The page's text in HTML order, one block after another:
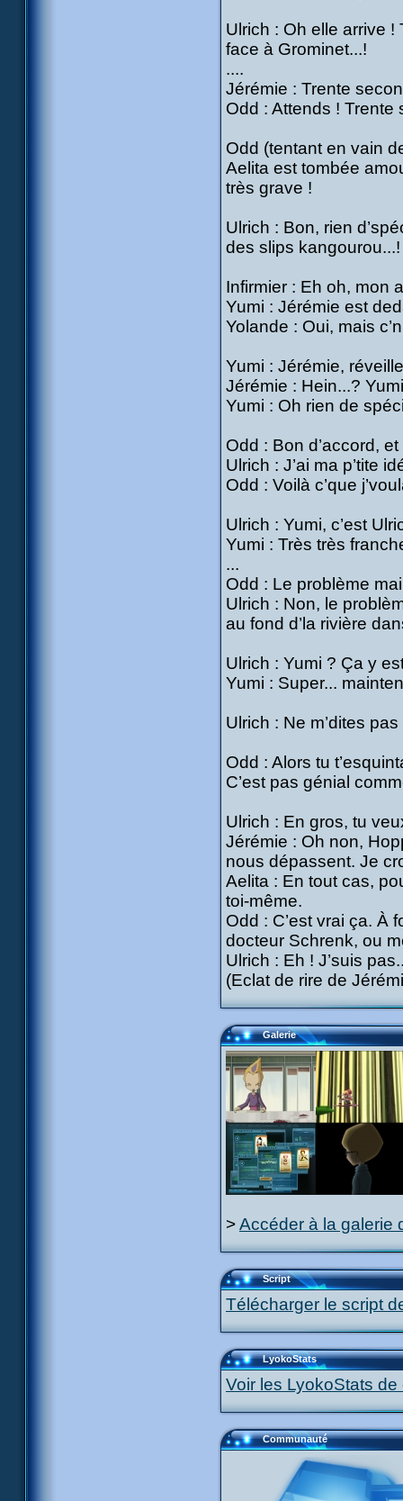
Ulrich : Oh elle arrive !
face à Grominet...!
....
Jérémie : Trente
Odd : Attends ! Trente
Odd (tentant en vain
Aelita est tombée
très grave !
Ulrich : Bon, rien
des slips
Infirmier : Eh oh, mon
Yumi : Jérémie est
Yolande : Oui, mais
Yumi : Jérémie,
Jérémie : Hein...?
Yumi : Oh rien de
Odd : Bon d’accord,
Ulrich : J’ai ma p’tite
Odd : Voilà c’que
Ulrich : Yumi, c’est
Yumi : Très très
...
Odd : Le problème
Ulrich : Non, le
au fond d’la rivière
Ulrich : Yumi ? Ça y
Yumi : Super...
Ulrich : Ne m’dites
Odd : Alors tu
C’est pas génial
Ulrich : En gros, tu
Jérémie : Oh non,
nous dépassent. Je
Aelita : En tout cas,
toi-même.
Odd : C’est vrai ça. À
docteur Schrenk, ou
Ulrich : Eh ! J’suis
(Eclat de rire de
Galerie
>Accéder à la galerie
Script
Télécharger le script
LyokoStats
Voir les LyokoStats
Communauté